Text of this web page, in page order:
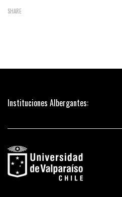
SHARE
Instituciones Albergantes: